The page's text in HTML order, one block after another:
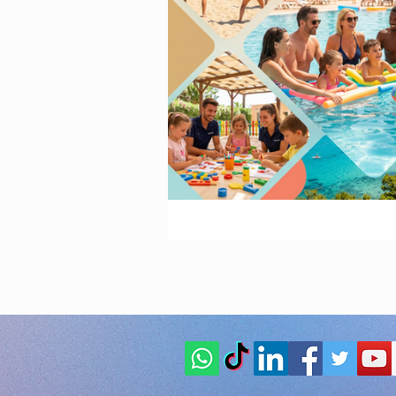
Animazione
stagione estiva
Speciale
Animazione